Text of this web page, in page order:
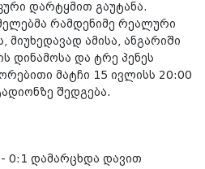
დარტყმით გაუტანა.
რამდენიმე რეალური
მიუხედავად ამისა, ანგარიში
დინამოსა და ტრე პენეს
მატჩი 15 ივლისს 20:00
შედგება.
0:1 დამარცხდა დავით